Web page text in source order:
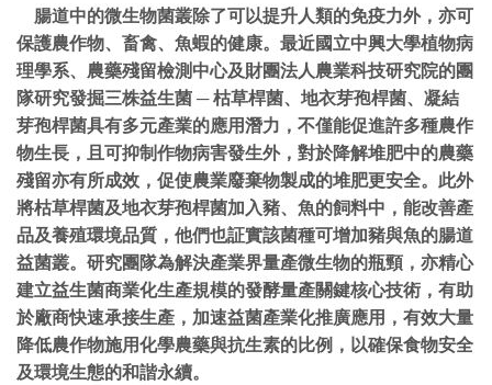
腸道中的微生物菌叢除了可以提升人類的免疫力外，亦可
保護農作物、畜禽、魚蝦的健康。最近國立中興大學植物病
理學系、農藥殘留檢測中心及財團法人農業科技研究院的團
隊研究發掘三株益生菌 ─ 枯草桿菌、地衣芽孢桿菌、凝結
芽孢桿菌具有多元產業的應用潛力，不僅能促進許多種農作
物生長，且可抑制作物病害發生外，對於降解堆肥中的農藥
殘留亦有所成效，促使農業廢棄物製成的堆肥更安全。此外
將枯草桿菌及地衣芽孢桿菌加入豬、魚的飼料中，能改善產
品及養殖環境品質，他們也証實該菌種可增加豬與魚的腸道
益菌叢。研究團隊為解決產業界量產微生物的瓶頸，亦精心
建立益生菌商業化生產規模的發酵量產關鍵核心技術，有助
於廠商快速承接生產，加速益菌產業化推廣應用，有效大量
降低農作物施用化學農藥與抗生素的比例，以確保食物安全
及環境生態的和諧永續。